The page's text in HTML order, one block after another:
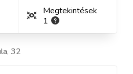
Megtekintések
1
, 32